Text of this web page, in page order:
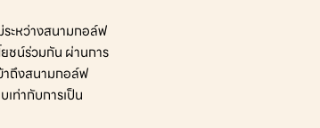
ะหว่างสนามกอล์ฟ
ชน์ร่วมกัน ผ่านการ
าถึงสนามกอล์ฟ
ท่ากับการเป็น